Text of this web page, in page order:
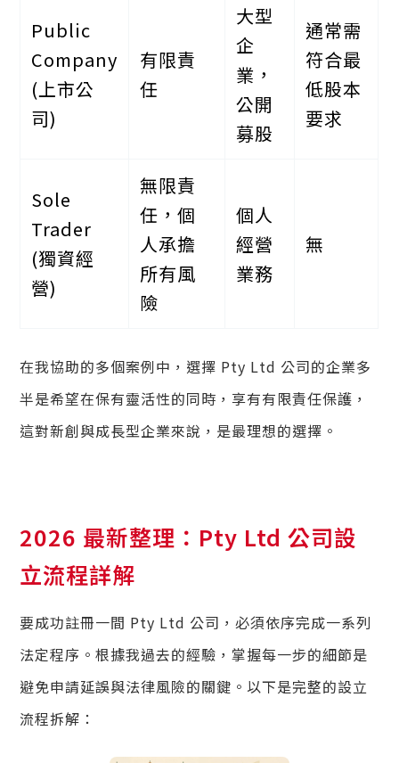
Public
Company
(上市公
司)
有限責
任
大型
企
業，
公開
募股
通常需
符合最
低股本
要求
Sole
Trader
(獨資經
營)
無限責
任，個
人承擔
所有風
險
個人
經營
業務
無
在我協助的多個案例中，選擇 Pty Ltd 公司的企業多
半是希望在保有靈活性的同時，享有有限責任保護，
這對新創與成長型企業來說，是最理想的選擇。
2026 最新整理：Pty Ltd 公司設
立流程詳解
要成功註冊一間 Pty Ltd 公司，必須依序完成一系列
法定程序。根據我過去的經驗，掌握每一步的細節是
避免申請延誤與法律風險的關鍵。以下是完整的設立
流程拆解：